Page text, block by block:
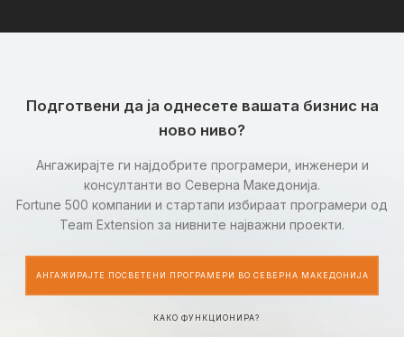
Подготвени да ја однесете вашата бизнис на
ново ниво?
Ангажирајте ги најдобрите програмери, инженери и
консултанти во Северна Македонија.
Fortune 500 компании и стартапи избираат програмери од
Team Extension за нивните најважни проекти.
АНГАЖИРАЈТЕ ПОСВЕТЕНИ ПРОГРАМЕРИ ВО СЕВЕРНА МАКЕДОНИЈА
КАКО ФУНКЦИОНИРА?